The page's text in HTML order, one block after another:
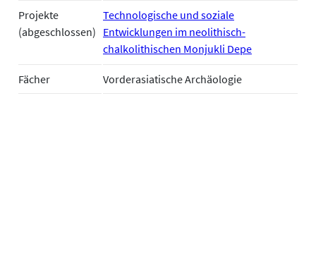
Projekte
(abgeschlossen)
Technologische und soziale
Entwicklungen im neolithisch-
chalkolithischen Monjukli Depe
Fächer Vorderasiatische Archäologie